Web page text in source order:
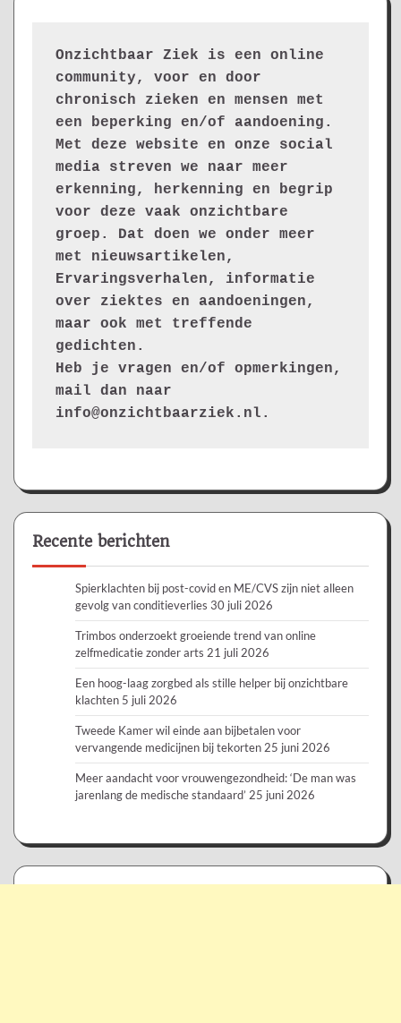
Onzichtbaar Ziek is een online
community, voor en door
chronisch zieken en mensen met
een beperking en/of aandoening.
Met deze website en onze social
media streven we naar meer
erkenning, herkenning en begrip
voor deze vaak onzichtbare
groep. Dat doen we onder meer
met nieuwsartikelen,
Ervaringsverhalen, informatie
over ziektes en aandoeningen,
maar ook met treffende
gedichten.
Heb je vragen en/of opmerkingen,
mail dan naar
info@onzichtbaarziek.nl.
Recente berichten
Spierklachten bij post-covid en ME/CVS zijn niet alleen
gevolg van conditieverlies 30 juli 2026
Trimbos onderzoekt groeiende trend van online
zelfmedicatie zonder arts 21 juli 2026
Een hoog-laag zorgbed als stille helper bij onzichtbare
klachten 5 juli 2026
Tweede Kamer wil einde aan bijbetalen voor
vervangende medicijnen bij tekorten 25 juni 2026
Meer aandacht voor vrouwengezondheid: ‘De man was
jarenlang de medische standaard’ 25 juni 2026